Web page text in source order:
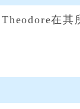
在其